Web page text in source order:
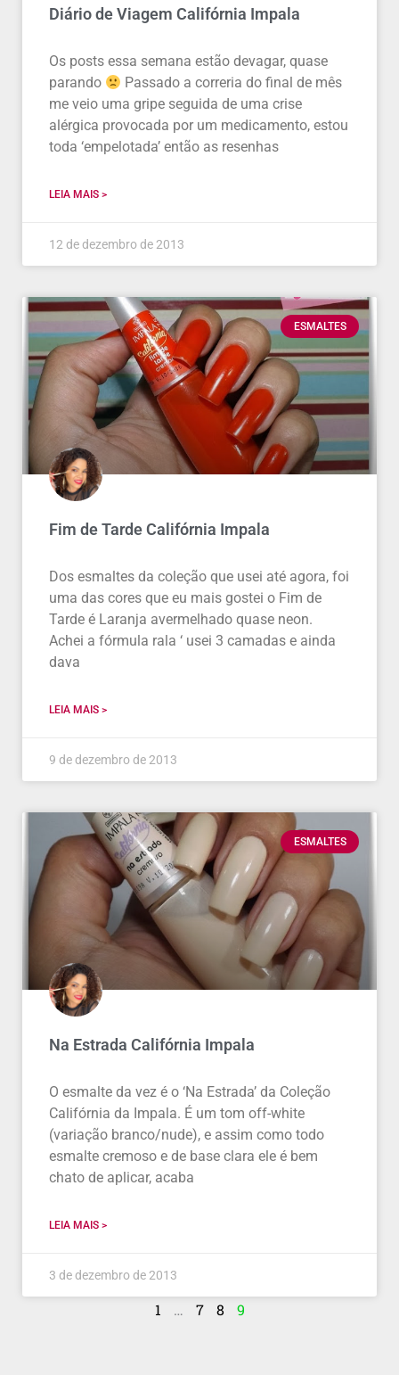
Diário de Viagem Califórnia Impala
Os posts essa semana estão devagar, quase
parando
Passado a correria do final de mês
me veio uma gripe seguida de uma crise
alérgica provocada por um medicamento, estou
toda ‘empelotada’ então as resenhas
LEIA MAIS >
12 de dezembro de 2013
ESMALTES
Fim de Tarde Califórnia Impala
Dos esmaltes da coleção que usei até agora, foi
uma das cores que eu mais gostei o Fim de
Tarde é Laranja avermelhado quase neon.
Achei a fórmula rala ‘ usei 3 camadas e ainda
dava
LEIA MAIS >
9 de dezembro de 2013
ESMALTES
Na Estrada Califórnia Impala
O esmalte da vez é o ‘Na Estrada’ da Coleção
Califórnia da Impala. É um tom off-white
(variação branco/nude), e assim como todo
esmalte cremoso e de base clara ele é bem
chato de aplicar, acaba
LEIA MAIS >
3 de dezembro de 2013
1 … 7 8 9